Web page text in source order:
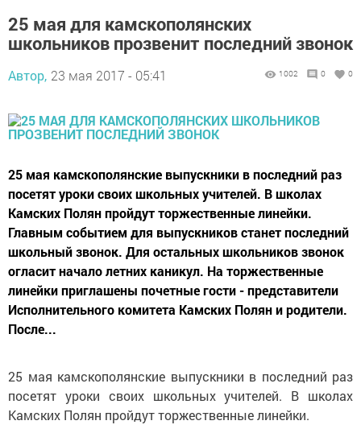
25 мая для камскополянских
школьников прозвенит последний звонок
Автор, 23 мая 2017 - 05:41 1002 0 0
25 мая камскополянские выпускники в последний раз
посетят уроки своих школьных учителей. В школах
Камских Полян пройдут торжественные линейки.
Главным событием для выпускников станет последний
школьный звонок. Для остальных школьников звонок
огласит начало летних каникул. На торжественные
линейки приглашены почетные гости - представители
Исполнительного комитета Камских Полян и родители.
После...
25 мая камскополянские выпускники в последний раз
посетят уроки своих школьных учителей. В школах
Камских Полян пройдут торжественные линейки.